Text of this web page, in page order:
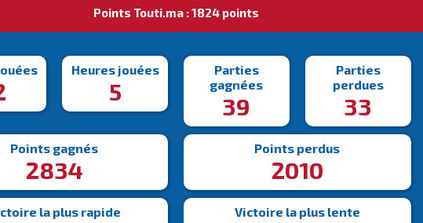
Points Touti.ma : 1824 points
Heures jouées
5
Parties
gagnées
39
Parties
perdues
33
Points gagnés
2834
Points perdus
2010
la plus rapide Victoire la plus lente